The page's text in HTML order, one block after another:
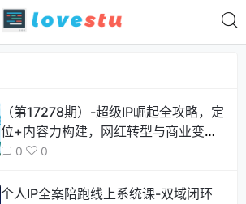
（第17278期）-超级IP崛起全攻略，定
位+内容力构建，网红转型与商业变现
实战
0 0
个人IP全案陪跑线上系统课-双域闭环